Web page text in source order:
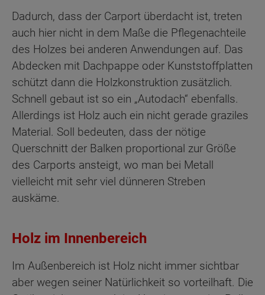
Dadurch, dass der Carport überdacht ist, treten
auch hier nicht in dem Maße die Pflegenachteile
des Holzes bei anderen Anwendungen auf. Das
Abdecken mit Dachpappe oder Kunststoffplatten
schützt dann die Holzkonstruktion zusätzlich.
Schnell gebaut ist so ein „Autodach“ ebenfalls.
Allerdings ist Holz auch ein nicht gerade graziles
Material. Soll bedeuten, dass der nötige
Querschnitt der Balken proportional zur Größe
des Carports ansteigt, wo man bei Metall
vielleicht mit sehr viel dünneren Streben
auskäme.
Holz im Innenbereich
Im Außenbereich ist Holz nicht immer sichtbar
aber wegen seiner Natürlichkeit so vorteilhaft. Die